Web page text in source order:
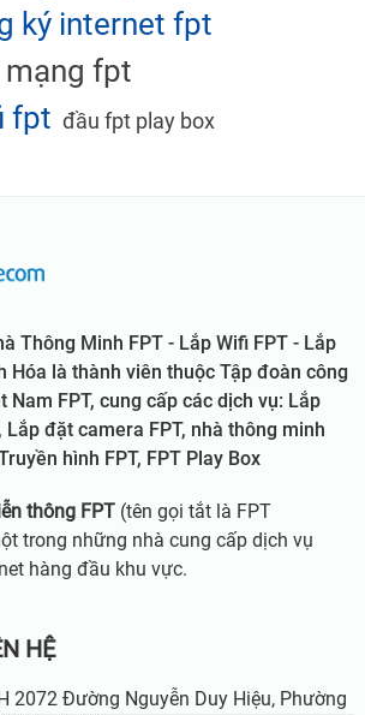
ký internet fpt
mạng fpt
fpt đầu fpt play box
Thông Minh FPT - Lắp Wifi FPT - Lắp
Hóa là thành viên thuộc Tập đoàn công
Nam FPT, cung cấp các dịch vụ: Lắp
Lắp đặt camera FPT, nhà thông minh
hình FPT, FPT Play Box
thông FPT (tên gọi tắt là FPT
trong những nhà cung cấp dịch vụ
hàng đầu khu vực.
HỆ
2072 Đường Nguyễn Duy Hiệu, Phường